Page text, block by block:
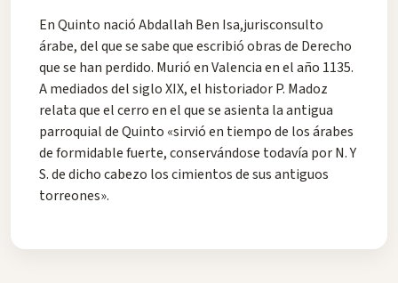
En Quinto nació Abdallah Ben Isa,jurisconsulto
árabe, del que se sabe que escribió obras de Derecho
que se han perdido. Murió en Valencia en el año 1135.
A mediados del siglo XIX, el historiador P. Madoz
relata que el cerro en el que se asienta la antigua
parroquial de Quinto «sirvió en tiempo de los árabes
de formidable fuerte, conservándose todavía por N. Y
S. de dicho cabezo los cimientos de sus antiguos
torreones».